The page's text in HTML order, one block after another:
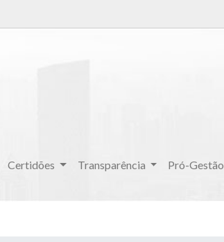
Certidões Transparência Pró-Gestão